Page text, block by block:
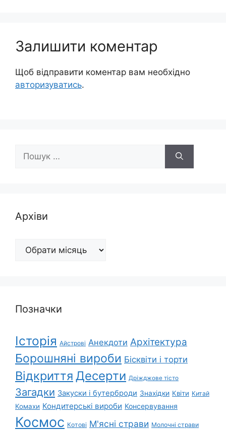
Залишити коментар
Щоб відправити коментар вам необхідно
авторизуватись.
Архіви
Архіви
Позначки
Історія Айстрові Анекдоти Архітектура
Борошняні вироби Бісквіти і торти
Відкриття Десерти Дріжджове тісто
Загадки Закуски і бутерброди Знахідки Квіти Китай
Комахи Кондитерські вироби Консервування
Космос Котові М'ясні страви Молочні страви